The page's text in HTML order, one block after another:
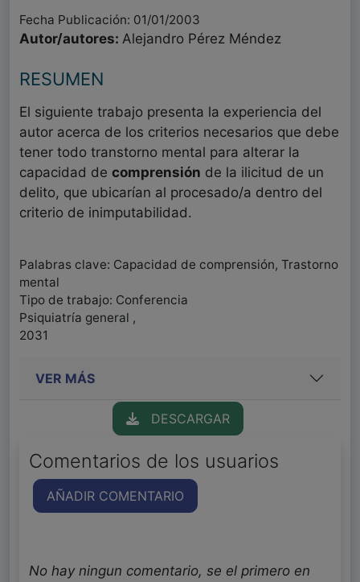
Fecha Publicación: 01/01/2003
Autor/autores: Alejandro Pérez Méndez
RESUMEN
El siguiente trabajo presenta la experiencia del
autor acerca de los criterios necesarios que debe
tener todo transtorno mental para alterar la
capacidad de comprensión de la ilicitud de un
delito, que ubicarían al procesado/a dentro del
criterio de inimputabilidad.
Palabras clave: Capacidad de comprensión, Trastorno
mental
Tipo de trabajo: Conferencia
Psiquiatría general ,
2031
VER MÁS
DESCARGAR
Comentarios de los usuarios
AÑADIR COMENTARIO
No hay ningun comentario, se el primero en